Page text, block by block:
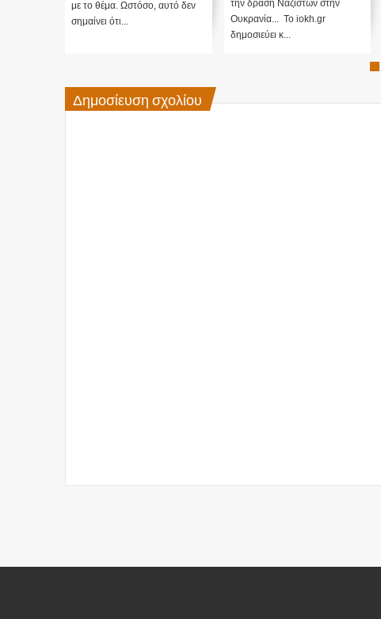
με το θέμα. Ωστόσο, αυτό δεν
σημαίνει ότι...
την δράση Ναζιστών στην
Ουκρανία... Το iokh.gr
δημοσιεύει κ...
Δημοσίευση σχολίου